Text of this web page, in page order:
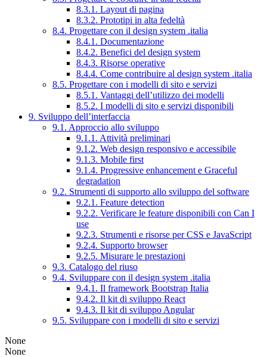
8.3.1. Layout di pagina
8.3.2. Prototipi in alta fedeltà
8.4. Progettare con il design system .italia
8.4.1. Documentazione
8.4.2. Benefici del design system
8.4.3. Risorse operative
8.4.4. Come contribuire al design system .italia
8.5. Progettare con i modelli di sito e servizi
8.5.1. Vantaggi dell’utilizzo dei modelli
8.5.2. I modelli di sito e servizi disponibili
9. Sviluppo dell’interfaccia
9.1. Approccio allo sviluppo
9.1.1. Attività preliminari
9.1.2. Web design responsivo e accessibile
9.1.3. Mobile first
9.1.4. Progressive enhancement e Graceful
degradation
9.2. Strumenti di supporto allo sviluppo del software
9.2.1. Feature detection
9.2.2. Verificare le feature disponibili con Can I
use
9.2.3. Strumenti e risorse per CSS e JavaScript
9.2.4. Supporto browser
9.2.5. Misurare le prestazioni
9.3. Catalogo del riuso
9.4. Sviluppare con il design system .italia
9.4.1. Il framework Bootstrap Italia
9.4.2. Il kit di sviluppo React
9.4.3. Il kit di sviluppo Angular
9.5. Sviluppare con i modelli di sito e servizi
None
None